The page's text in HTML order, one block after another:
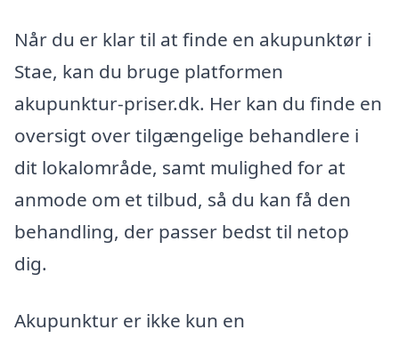
Når du er klar til at finde en akupunktør i
Stae, kan du bruge platformen
akupunktur-priser.dk. Her kan du finde en
oversigt over tilgængelige behandlere i
dit lokalområde, samt mulighed for at
anmode om et tilbud, så du kan få den
behandling, der passer bedst til netop
dig.
Akupunktur er ikke kun en